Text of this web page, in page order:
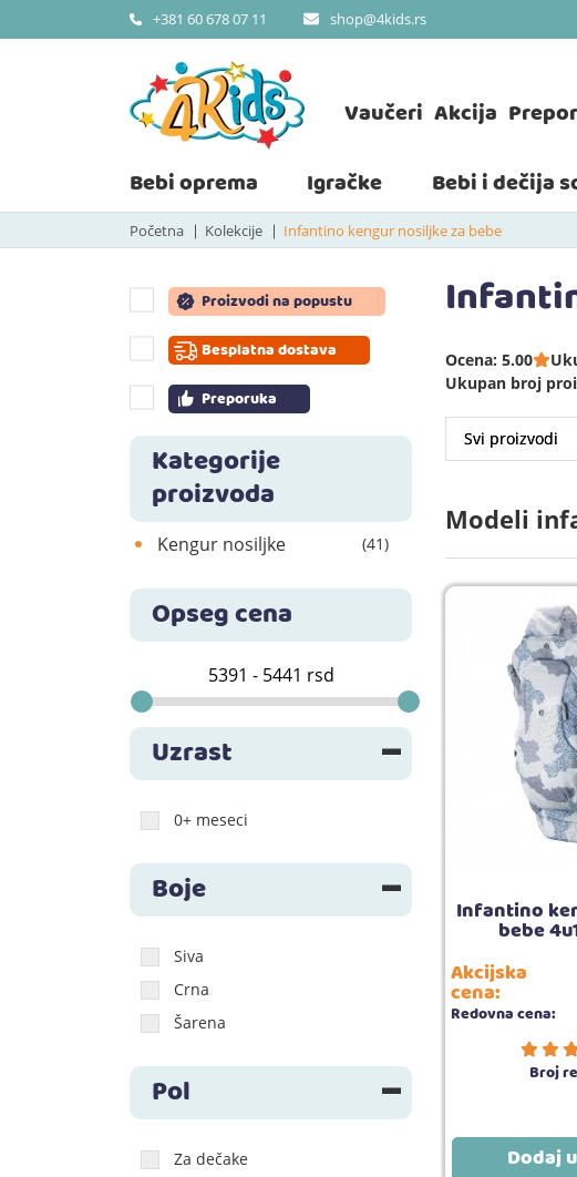
+381 60 678 07 11 shop@4kids.rs
Vaučeri Akcija
Bebi oprema Igračke Bebi i dečija
Početna Kolekcije Infantino kengur nosiljke za bebe
Proizvodi na popustu
Besplatna dostava
Preporuka
Kategorije
proizvoda
Kengur nosiljke (41)
Opseg cena
Uzrast
0+ meseci
Boje
Siva
Crna
Šarena
Pol
Za dečake
Ocena: 5.00
Ukupan broj
Modeli
Infantino
bebe
Akcijska
cena:
Redovna cena:
Broj
Dodaj